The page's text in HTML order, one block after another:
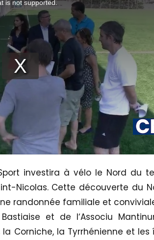
investira à vélo le Nord du
Nicolas. Cette découverte du
randonnée familiale et
et de l‘Associu
Corniche, la Tyrrhénienne et les